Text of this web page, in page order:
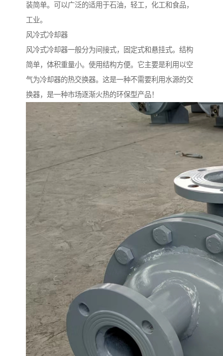
装简单。可以广泛的适用于石油，轻工，化工和食品，
工业。
风冷式冷却器
风冷式冷却器一般分为间接式，固定式和悬挂式。结构
简单，体积重量小。使用结构方便。它主要是利用以空
气为冷却器的热交换器。这是一种不需要利用水源的交
换器，是一种市场逐渐火热的环保型产品！